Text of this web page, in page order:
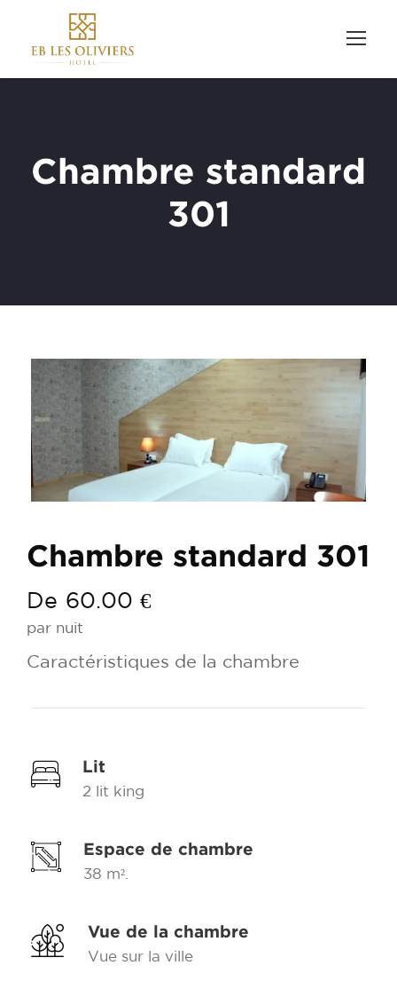
Chambre standard
301
Chambre standard 301
De 60.00 €
par nuit
Caractéristiques de la chambre
Lit
2 lit king
Espace de chambre
38 m².
Vue de la chambre
Vue sur la ville